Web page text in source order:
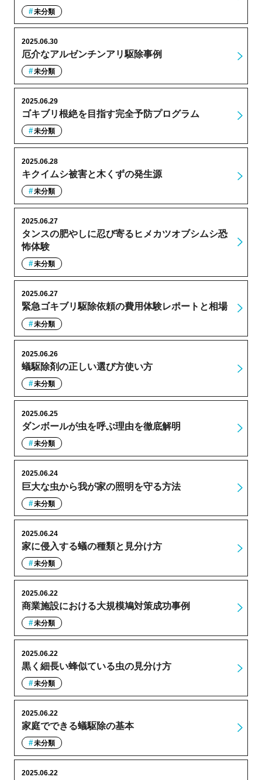
未分類
厄介なアルゼンチンアリ駆除事例
2025.06.30
未分類
ゴキブリ根絶を目指す完全予防プログラム
2025.06.29
未分類
キクイムシ被害と木くずの発生源
2025.06.28
未分類
タンスの肥やしに忍び寄るヒメカツオブシムシ恐
怖体験
2025.06.27
未分類
緊急ゴキブリ駆除依頼の費用体験レポートと相場
2025.06.27
未分類
蟻駆除剤の正しい選び方使い方
2025.06.26
未分類
ダンボールが虫を呼ぶ理由を徹底解明
2025.06.25
未分類
巨大な虫から我が家の照明を守る方法
2025.06.24
未分類
家に侵入する蟻の種類と見分け方
2025.06.24
未分類
商業施設における大規模鳩対策成功事例
2025.06.22
未分類
黒く細長い蜂似ている虫の見分け方
2025.06.22
未分類
家庭でできる蟻駆除の基本
2025.06.22
未分類
2025.06.22